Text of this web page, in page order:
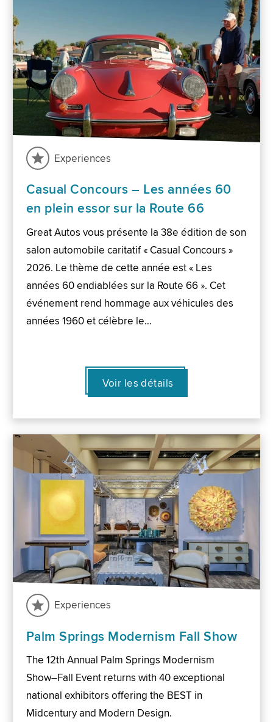
Experiences
Casual Concours – Les années 60
en plein essor sur la Route 66
Great Autos vous présente la 38e édition de son
salon automobile caritatif « Casual Concours »
2026. Le thème de cette année est « Les
années 60 endiablées sur la Route 66 ». Cet
événement rend hommage aux véhicules des
années 1960 et célèbre le…
Voir les détails
Experiences
Palm Springs Modernism Fall Show
The 12th Annual Palm Springs Modernism
Show–Fall Event returns with 40 exceptional
national exhibitors offering the BEST in
Midcentury and Modern Design.